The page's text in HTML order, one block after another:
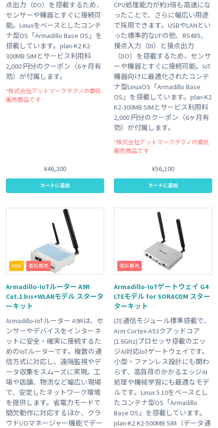
点出力（DO）を搭載するため、
センサーや機器とすぐに接続可
能。Linuxをベースとしたコンテ
ナ型OS「Armadillo Base OS」を
搭載しています。plan-K2 K2-
300MB SIMとサービス利用料
2,000 円分のクーポン（6ヶ月有
効）が付属します。
*株式会社アットマークテクノの委託
販売商品です
¥46,200
カートに追加
CPU処理能力が約3倍も高速にな
ったことで、さらに幅広い用途
で採用できます。USBやLANとい
った標準的なI/Fの他、RS485、
接点入力（DI）と接点出力
（DO）を搭載するため、センサ
ーや機器とすぐに接続可能。IoT
機器向けに最適化されたコンテ
ナ型LinuxOS「Armadillo Base
OS」を搭載しています。plan-K2
K2-300MB SIMとサービス利用料
2,000 円分のクーポン（6ヶ月有
効）が付属します。
*株式会社アットマークテクノの委託
販売商品です
¥56,100
カートに追加
NEW 委託販売
Armadillo-IoTルーター A9R
Cat.1 bis+WLANモデル スタータ
ーキット
Armadillo-IoTルーター A9Rは、セ
ンサーやデバイスをインターネ
ットに安全・確実に接続するた
めのIoTルーターです。複数の通
信方式に対応し、遠隔監視やデ
ータ収集をスムーズに実現。工
場や店舗、物流など幅広い現場
で、安定したネットワーク環境
を提供します。省電力モードで
間欠動作に対応するほか、クラ
ウドI/Oマネージャー機能でデー
委託販売
Armadillo-IoTゲートウェイ G4
LTEモデル for SORACOM スター
ターキット
LTE通信モジュール標準搭載で、
Arm Cortex-A53クアッドコア
(1.6GHz)プロセッサ搭載のエッ
ジAI対応IoTゲートウェイです。
小型・ファンレス設計にも関わ
らず、高負荷のかかるエッジAI
処理や機械学習にも最適なモデ
ルです。Linux 5.10をベースとし
たコンテナ型OS「Armadillo
Base OS」を搭載しています。
plan-K2 K2-500MB SIM（データ通